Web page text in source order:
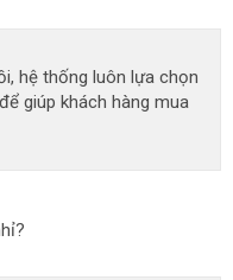
hệ thống luôn lựa chọn
giúp khách hàng mua